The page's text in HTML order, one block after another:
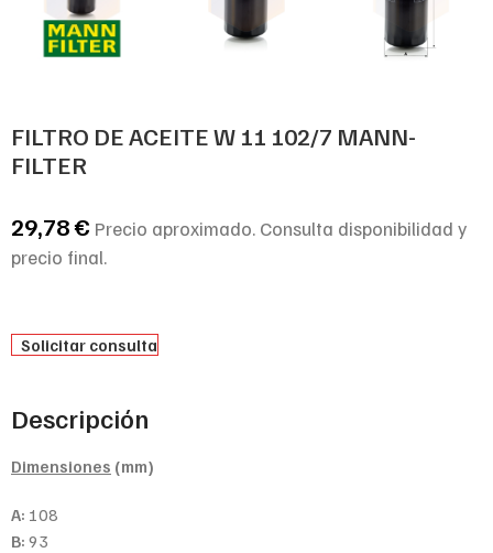
FILTRO DE ACEITE W 11 102/7 MANN-
FILTER
29,78€ Precio aproximado. Consulta disponibilidad y
precio final.
Solicitar consulta
Descripción
Dimensiones (mm)
A: 108
B: 93